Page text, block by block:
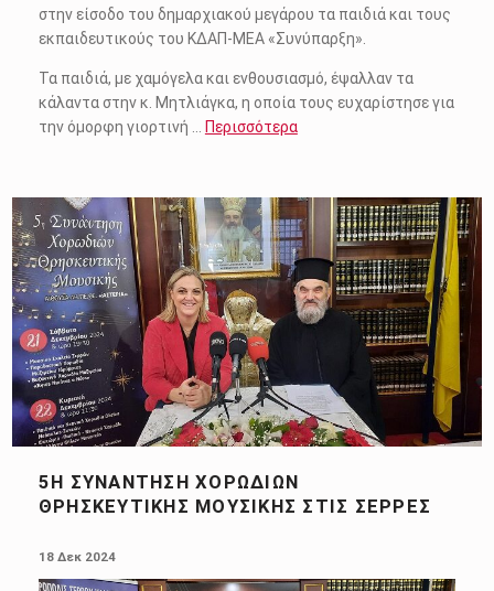
στην είσοδο του δημαρχιακού μεγάρου τα παιδιά και τους
εκπαιδευτικούς του ΚΔΑΠ-ΜΕΑ «Συνύπαρξη».
Τα παιδιά, με χαμόγελα και ενθουσιασμό, έψαλλαν τα
κάλαντα στην κ. Μητλιάγκα, η οποία τους ευχαρίστησε για
την όμορφη γιορτινή …
Περισσότερα
5Η ΣΥΝΆΝΤΗΣΗ ΧΟΡΩΔΙΏΝ
ΘΡΗΣΚΕΥΤΙΚΉΣ ΜΟΥΣΙΚΉΣ ΣΤΙΣ ΣΈΡΡΕΣ
18 Δεκ 2024